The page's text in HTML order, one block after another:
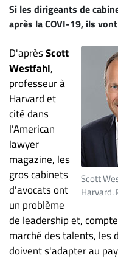
JURISTES
d'emploi
Formation
Continue
Métiers
Scoop?
CABINETS
ET
ENTREPRISES
Espace
entreprises
Page
entreprises
Si les dirigeants de
après la COVI-19, ils
Scott
Harvard.
D'aprèsScott
Westfahl,
professeur à
Harvard et
cité dans
l'American
lawyer
magazine, les
gros cabinets
d'avocats ont
un problème
de leadership et,
marché des talents, les
doivent s'adapter au